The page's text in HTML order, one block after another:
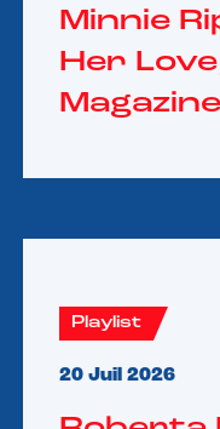
Minnie
Her
Magazine
Playlist
20 Juil 2026